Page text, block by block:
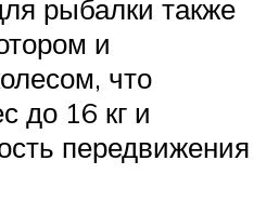
рыбалки также
и
что
до 16 кг и
передвижения